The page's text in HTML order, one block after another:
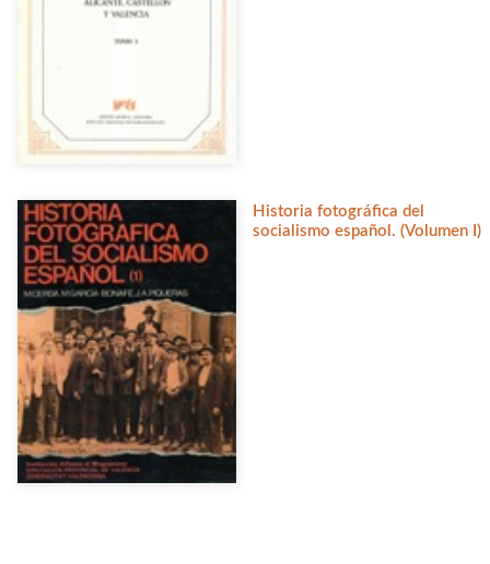
Historia fotográfica del
socialismo español. (Volumen I)